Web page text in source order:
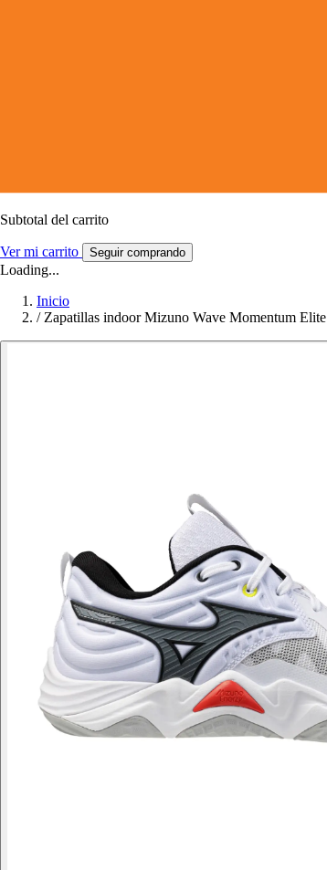
Subtotal del carrito
Ver mi carrito Seguir comprando
Loading...
Inicio
/ Zapatillas indoor Mizuno Wave Momentum Elite